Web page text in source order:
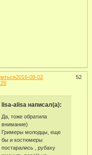
52
2016-08-02
lisa-alisa написал(а):
Да, тоже обратила
внимание)
Гримеры молодцы, еще
бы и костюмеры
постарались , рубаху